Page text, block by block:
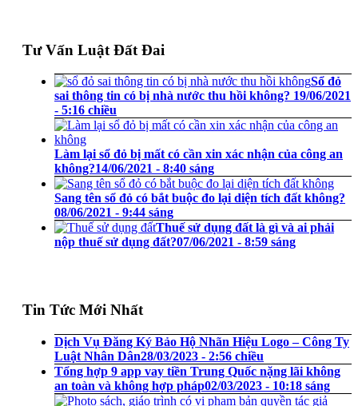
Tư Vấn Luật Đất Đai
Sổ đỏ
sai thông tin có bị nhà nước thu hồi không? 19/06/2021
- 5:16 chiều
Làm lại sổ đỏ bị mất có cần xin xác nhận của công an
không?14/06/2021 - 8:40 sáng
Sang tên sổ đỏ có bắt buộc đo lại diện tích đất không?
08/06/2021 - 9:44 sáng
Thuế sử dụng đất là gì và ai phải
nộp thuế sử dụng đất?07/06/2021 - 8:59 sáng
Tin Tức Mới Nhất
Dịch Vụ Đăng Ký Bảo Hộ Nhãn Hiệu Logo – Công Ty
Luật Nhân Dân28/03/2023 - 2:56 chiều
Tổng hợp 9 app vay tiền Trung Quốc nặng lãi không
an toàn và không hợp pháp02/03/2023 - 10:18 sáng